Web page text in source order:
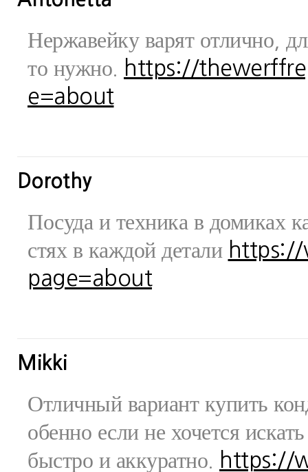
Нержавейку варят отлично,
то нужно.
https://
e=about
Dorothy
Посуда и техника в домиках
стях в каждой детали https://
page=about
Mikki
Отличный вариант купить
обенно если не хочется
быстро и аккуратно.
https://